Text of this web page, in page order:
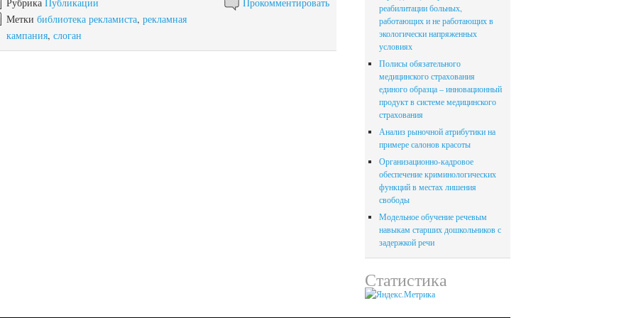
Метки библиотека рекламиста, рекламная
кампания, слоган
реабилитации больных,
работающих и не работающих в
экологически напряженных
условиях
Полисы обязательного
медицинского страхования
единого образца – инновационный
продукт в системе медицинского
страхования
Анализ рыночной атрибутики на
примере салонов красоты
Организационно-кадровое
обеспечение криминологических
функций в местах лишения
свободы
Модельное обучение речевым
навыкам старших дошкольников с
задержкой речи
Статистика